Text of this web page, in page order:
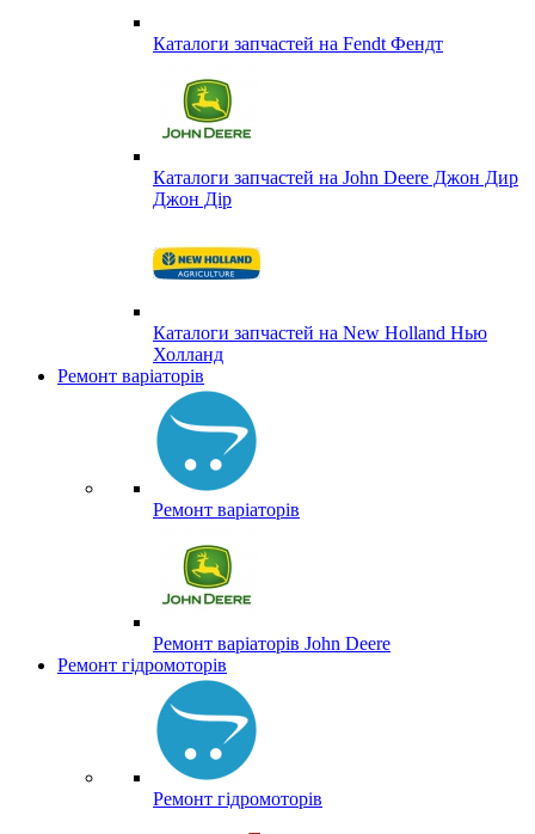
Каталоги запчастей на Fendt Фендт
Каталоги запчастей на John Deere Джон Дир
Джон Дір
Каталоги запчастей на New Holland Нью
Холланд
Ремонт варіаторів
Ремонт варіаторів
Ремонт варіаторів John Deere
Ремонт гідромоторів
Ремонт гідромоторів